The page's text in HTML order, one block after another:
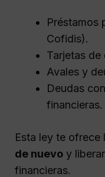
Préstamos
Cofidis).
Tarjetas
Avales y
Deudas
financieras.
Esta ley te ofrece
de nuevo y
financieras.